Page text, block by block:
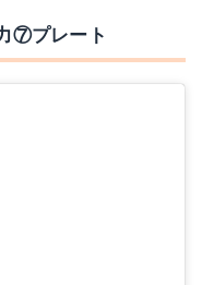
⑦プレート